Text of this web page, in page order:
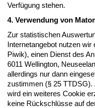
Verfügung stehen.
4. Verwendung von
Zur statistischen
Internetangebot nutzen
Piwik), einen Dienst des
6011 Wellington,
allerdings nur dann
zustimmen (§ 25 TTDSG).
wird ein weiteres Cookie
keine Rückschlüsse auf